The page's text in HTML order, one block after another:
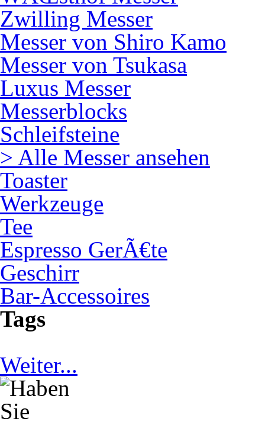
Zwilling Messer
Messer von Shiro Kamo
Messer von Tsukasa
Luxus Messer
Messerblocks
Schleifsteine
> Alle Messer ansehen
Toaster
Werkzeuge
Tee
Espresso GerÃ€te
Geschirr
Bar-Accessoires
Tags
Weiter...